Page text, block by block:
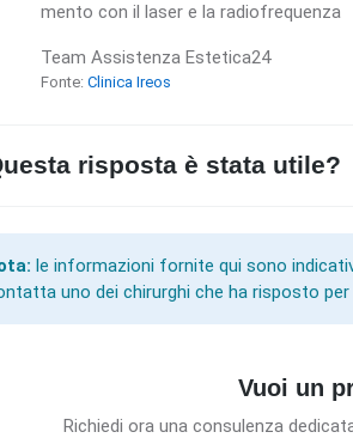
mento con il laser e la radiofrequenza
Team Assistenza Estetica24
Fonte: Clinica Ireos
risposta è stata utile?
le informazioni fornite qui sono
uno dei chirurghi che ha risposto
Vuoi un
Richiedi ora una consulenza